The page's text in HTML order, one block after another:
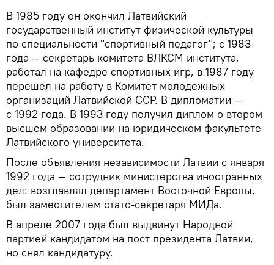
В 1985 году он окончил Латвийский
государственный институт физической культуры
по специальности "спортивный педагог"; с 1983
года — секретарь комитета ВЛКСМ института,
работал на кафедре спортивных игр, в 1987 году
перешел на работу в Комитет молодежных
организаций Латвийской ССР. В дипломатии —
с 1992 года. В 1993 году получил диплом о втором
высшем образовании на юридическом факультете
Латвийского университета.
После объявления независимости Латвии с января
1992 года — сотрудник министерства иностранных
дел: возглавлял департамент Восточной Европы,
был заместителем статс-секретаря МИДа.
В апреле 2007 года был выдвинут Народной
партией кандидатом на пост президента Латвии,
но снял кандидатуру.